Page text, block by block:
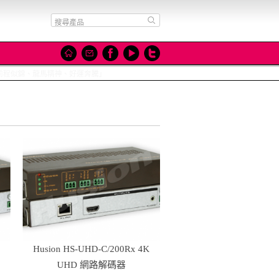
Husion HS-UHD-C/200Rx 4K
UHD 網路解碼器